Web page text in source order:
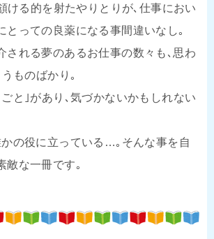
ける的を射たやりとりが､仕事におい
とっての良薬になる事間違いなし｡
される夢のあるお仕事の数々も､思わ
ものばかり｡
と｣があり､気づかないかもしれない
の役に立っている…｡そんな事を自
敵な一冊です｡